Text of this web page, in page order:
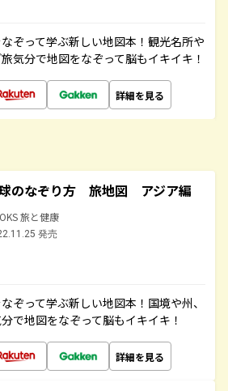
ぞって学ぶ新しい地図本！観光名所や
気分で地図をなぞって脳もイキイキ！
詳細を見る
のなぞり方 旅地図 アジア編
旅と健康
発売
ぞって学ぶ新しい地図本！国境や州、
で地図をなぞって脳もイキイキ！
詳細を見る